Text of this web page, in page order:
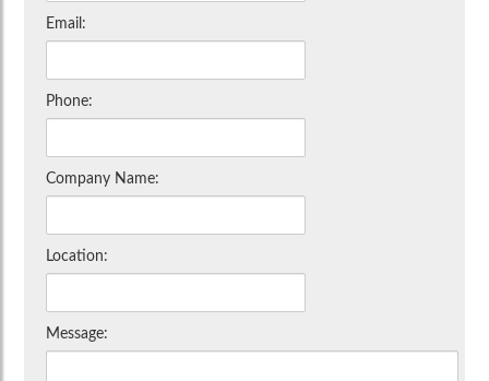
Email:
Phone:
Company Name:
Location:
Message: